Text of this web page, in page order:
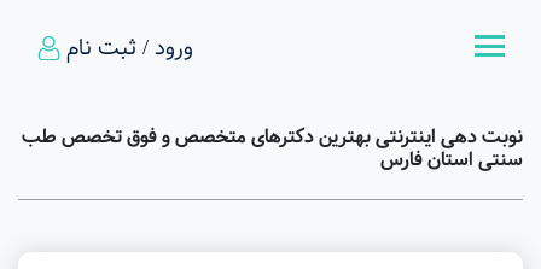
ورود / ثبت نام
نوبت دهی اینترنتی بهترین دکترهای متخصص و فوق تخصص طب
سنتی استان فارس